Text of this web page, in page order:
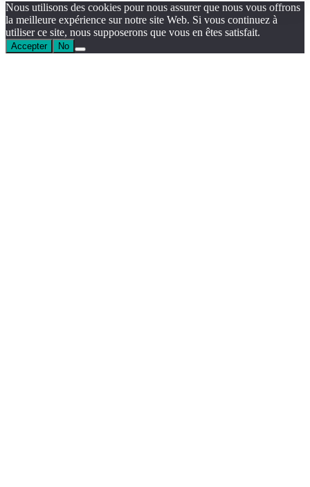
Nous utilisons des cookies pour nous assurer que nous vous offrons
la meilleure expérience sur notre site Web. Si vous continuez à
utiliser ce site, nous supposerons que vous en êtes satisfait.
Accepter No